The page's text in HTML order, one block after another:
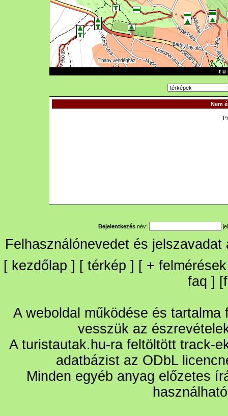
t u
Nem
Bejelentkezés név:
Felhasználónevedet és
[ kezdőlap ] [ térkép ] [ + felmérések
faq ] [
A weboldal működése és
vesszük az
A turistautak.hu-ra feltöltött track-
adatbázist az ODbL
Minden egyéb anyag előzetes